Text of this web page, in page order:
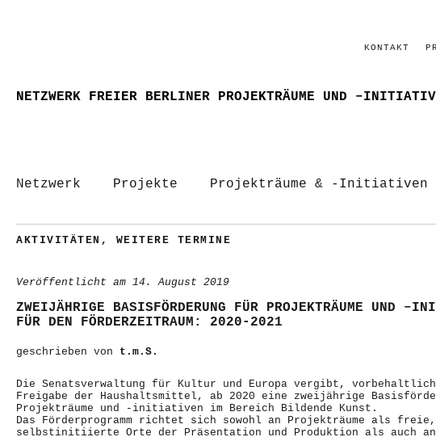
KONTAKT
NETZWERK FREIER BERLINER PROJEKTRÄUME UND
Netzwerk Projekte Projekträume & -Initiativen
AKTIVITÄTEN , WEITERE TERMINE
Veröffentlicht am 14. August 2019
ZWEIJÄHRIGE BASISFÖRDERUNG FÜR PROJEKTRÄUME UND
FÜR DEN FÖRDERZEITRAUM: 2020-2021
geschrieben von t.m.S.
Die Senatsverwaltung für Kultur und Europa vergibt,
Freigabe der Haushaltsmittel, ab 2020 eine zweijährige
Projekträume und -initiativen im Bereich Bildende Kunst.
Das Förderprogramm richtet sich sowohl an Projekträume als freie,
selbstinitiierte Orte der Präsentation und Produktion als auch an